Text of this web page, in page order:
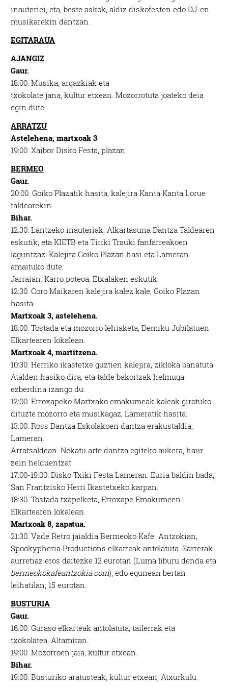
inauteriei, eta, beste askok, aldiz diskofesten edo DJ-en
musikarekin dantzan.
EGITARAUA
AJANGIZ
Gaur.
18:00. Musika, argazkiak eta
txokolate jana, kultur etxean. Mozorrotuta joateko deia
egin dute.
ARRATZU
Astelehena, martxoak 3
19:00. Xaibor Disko Festa, plazan.
BERMEO
Gaur.
20:00. Goiko Plazatik hasita, kalejira Kanta Kanta Lorue
taldearekin.
Bihar.
12:30. Lantzeko inauteriak, Alkartasuna Dantza Taldearen
eskutik, eta KIETB eta Tiriki Trauki fanfarreakoen
laguntzaz. Kalejira Goiko Plazan hasi eta Lameran
amaituko dute.
Jarraian.Karro poteoa, Etxalaken eskutik.
12:30. Coro Maikaren kalejira kalez kale, Goiko Plazan
hasita.
Martxoak 3, astelehena.
18:00. Tostada eta mozorro lehiaketa, Demiku Jubilatuen
Elkartearen lokalean.
Martxoak 4, martitzena.
10:30.Herriko ikastetxe guztien kalejira, zikloka banatuta.
Atalden hasiko dira, eta talde bakoitzak helmuga
ezberdina izango du.
12:00.Erroxapeko Martxako emakumeak kaleak girotuko
dituzte mozorro eta musikagaz, Lameratik hasita.
13:00.Ross Dantza Eskolakoen dantza erakustaldia,
Lameran.
Arratsaldean. Nekatu artedantza egiteko aukera, haur
zein helduentzat.
17:00-19:00.Disko Txiki Festa Lameran. Euria baldin bada,
San Frantzisko Herri Ikastetxeko karpan.
18:30.Tostada txapelketa, Erroxape Emakumeen
Elkartearen lokalean.
Martxoak 8, zapatua.
21:30.Vade Retro jaialdiaBermeoko KafeAntzokian,
Spookypheria Productions elkarteak antolatuta. Sarrerak
aurretiaz eros daitezke 12 eurotan (Luma liburu denda eta
bermeokokafeantzokia.com), edo egunean bertan
leihatilan, 15 eurotan.
BUSTURIA
Gaur.
16:00. Guraso elkarteak antolatuta, tailerrak eta
txokolatea, Altamiran.
19:00.Mozorroen jaia, kultur etxean.
Bihar.
19:00. Busturiko aratusteak, kultur etxean, Atxurkulu